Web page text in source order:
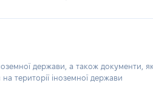
держави, а також документи,
території іноземної держави